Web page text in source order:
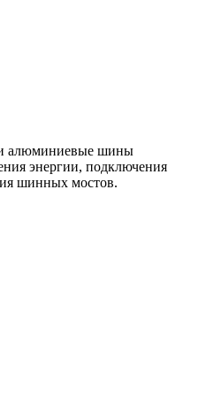
и алюминиевые шины
энергии, подключения
шинных мостов.